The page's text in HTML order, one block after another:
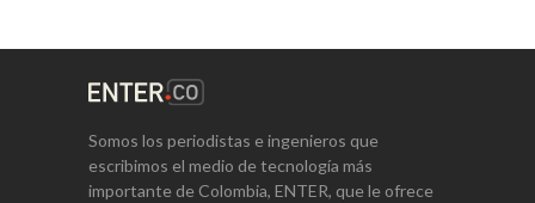
Somos los periodistas e ingenieros que
escribimos el medio de tecnología más
importante de Colombia, ENTER, que le ofrece